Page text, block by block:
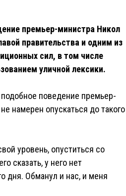
премьер-министра Никол
правительства и одним из
сил, в том числе
уличной лексики.
поведение премьер-
намерен опускаться до такого
уровень, опуститься со
сказать, у него нет
дня. Обманул и нас, и меня